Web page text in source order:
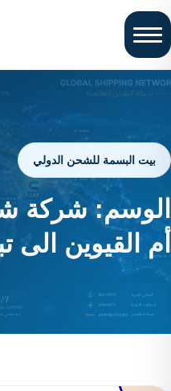
بيت البسمة للشحن الدولي
الوسم:شركة
أم القيوين الى